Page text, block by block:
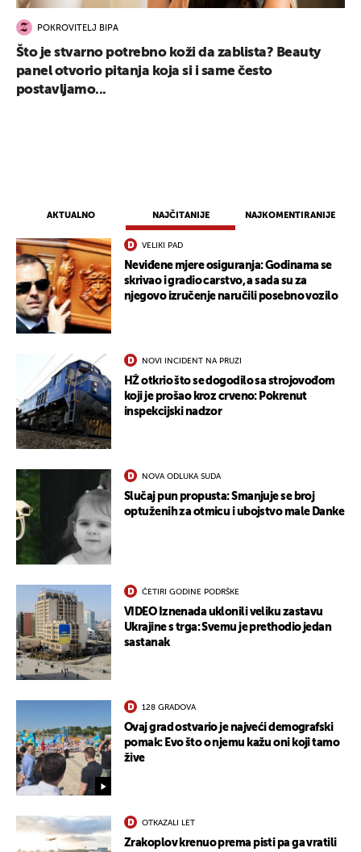
AKTUALNO NAJČITANIJE NAJKOMENTIRANIJE
VELIKI PAD
Neviđene mjere osiguranja: Godinama se
skrivao i gradio carstvo, a sada su za
njegovo izručenje naručili posebno vozilo
NOVI INCIDENT NA PRUZI
HŽ otkrio što se dogodilo sa strojovođom
koji je prošao kroz crveno: Pokrenut
inspekcijski nadzor
NOVA ODLUKA SUDA
Slučaj pun propusta: Smanjuje se broj
optuženih za otmicu i ubojstvo male Danke
ČETIRI GODINE PODRŠKE
VIDEO Iznenada uklonili veliku zastavu
Ukrajine s trga: Svemu je prethodio jedan
sastanak
128 GRADOVA
Ovaj grad ostvario je najveći demografski
pomak: Evo što o njemu kažu oni koji tamo
žive
OTKAZALI LET
Zrakoplov krenuo prema pisti pa ga vratili
POKROVITELJ BIPA
Što je stvarno potrebno koži da zablista? Beauty
panel otvorio pitanja koja si i same često
postavljamo...
UKLJUČITE NOTIFIKACIJE